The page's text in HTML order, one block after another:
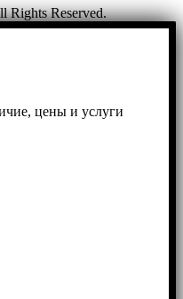
Rights Reserved.
цены и услуги